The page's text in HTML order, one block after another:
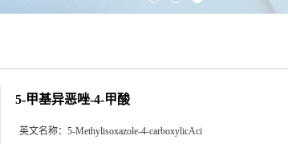
5-甲基异恶唑-4-甲酸
英文名称： 5-Methylisoxazole-4-carboxylicAci